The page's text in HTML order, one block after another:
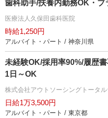
歯科助手/扶養内勤務OK・ブ
医療法人久保田歯科医院
時給1,250円
アルバイト・パート / 神奈川県
未経験OK/採用率90%/履歴
1日～OK
株式会社アウトソーシングトータル
日給1万3,500円
アルバイト・パート / 東京都